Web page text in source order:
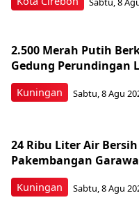
Kuningan
2.500 Merah Putih
Gedung Perundingan
Sabtu, 8 Agu
Kuningan
24 Ribu Liter Air
Pakembangan
Sabtu, 8 Agu